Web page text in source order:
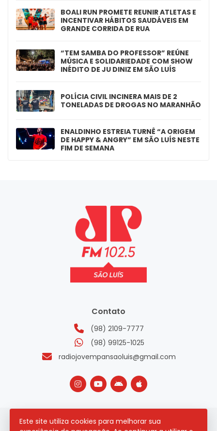
BOALI RUN PROMETE REUNIR ATLETAS E
INCENTIVAR HÁBITOS SAUDÁVEIS EM
GRANDE CORRIDA DE RUA
“TEM SAMBA DO PROFESSOR” REÚNE
MÚSICA E SOLIDARIEDADE COM SHOW
INÉDITO DE JU DINIZ EM SÃO LUÍS
POLÍCIA CIVIL INCINERA MAIS DE 2
TONELADAS DE DROGAS NO MARANHÃO
ENALDINHO ESTREIA TURNÊ “A ORIGEM
DE HAPPY & ANGRY” EM SÃO LUÍS NESTE
FIM DE SEMANA
Este site utiliza cookies para melhorar sua
Contato
(98) 2109-7777
(98) 99125-1025
radiojovempansaoluis@gmail.com
2026 © Todos os direitos reservados.